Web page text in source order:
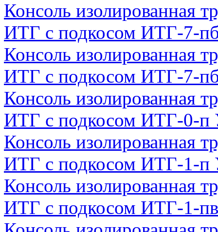
Консоль изолированная
ИТГ с подкосом ИТГ-7-
Консоль изолированная
ИТГ с подкосом ИТГ-7-
Консоль изолированная
ИТГ с подкосом ИТГ-0-п
Консоль изолированная
ИТГ с подкосом ИТГ-1-п
Консоль изолированная
ИТГ с подкосом ИТГ-1-